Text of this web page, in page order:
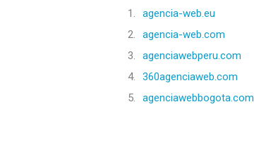
1.
agencia-web.eu
2.
agencia-web.com
3.
agenciawebperu.com
4.
360agenciaweb.com
5.
agenciawebbogota.com